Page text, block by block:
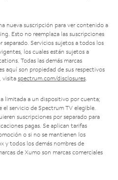
nueva suscripción para ver contenido a
Esto no reemplaza las suscripciones
separado. Servicios sujetos a todos los
los cuales están sujetos a
Todas las demás marcas
aquí son propiedad de sus respectivos
visita spectrum.com/disclosures.
limitada a un dispositivo por cuenta;
el servicio de Spectrum TV elegible.
suscripciones por separado para
pagas. Se aplican tarifas
o si no se mantienen los
y todos los demás nombres de
de Xumo son marcas comerciales